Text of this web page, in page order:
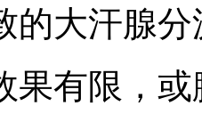
的大汗腺
果有限，